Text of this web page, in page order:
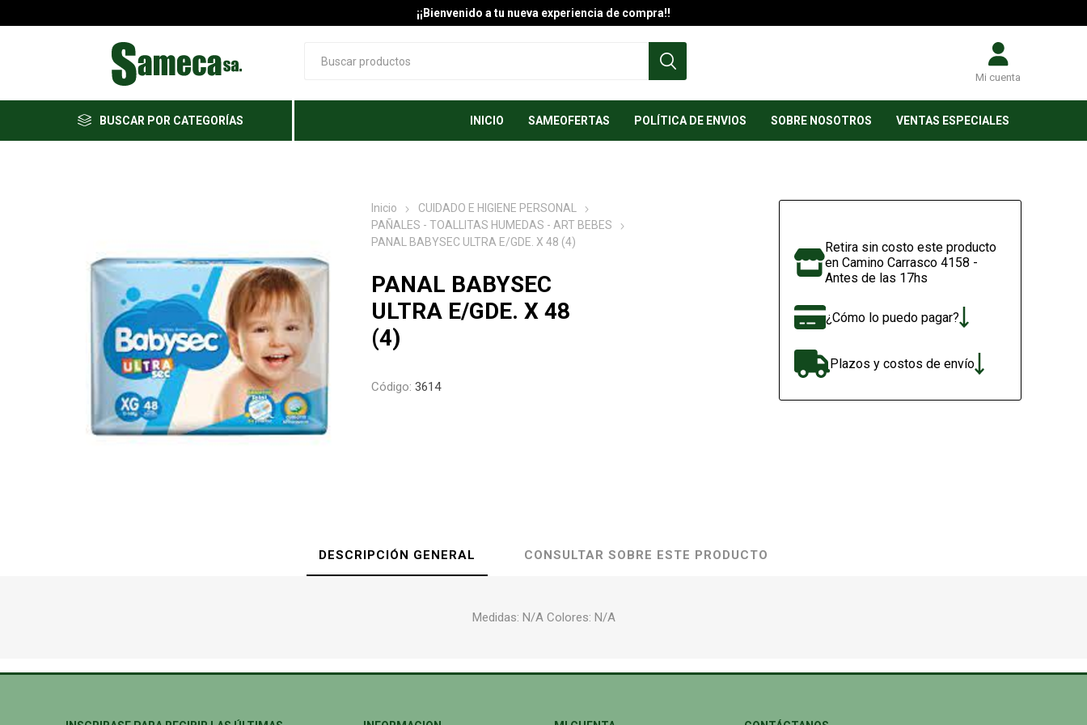
¡¡Bienvenido a tu nueva experiencia de compra!!
Mi cuenta
BUSCAR POR CATEGORÍAS INICIO SAMEOFERTAS POLÍTICA DE ENVIOS SOBRE NOSOTROS VENTAS ESPECIALES
Inicio
CUIDADO E HIGIENE PERSONAL
PAÑALES - TOALLITAS HUMEDAS - ART BEBES
PANAL BABYSEC ULTRA E/GDE. X 48 (4)
PANAL BABYSEC
ULTRA E/GDE. X 48
(4)
Código: 3614
Retira sin costo este producto
en Camino Carrasco 4158 -
Antes de las 17hs
¿Cómo lo puedo pagar?
Plazos y costos de envío
DESCRIPCIÓN GENERAL CONSULTAR SOBRE ESTE PRODUCTO
Medidas: N/A Colores: N/A